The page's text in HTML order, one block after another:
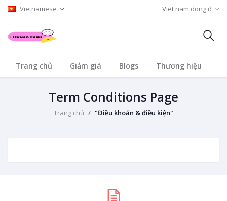
Vietnamese Viet nam dong đ
Trang chủ Giảm giá Blogs Thương hiệu
Term Conditions Page
Trang chủ "Điều khoản & điều kiện"